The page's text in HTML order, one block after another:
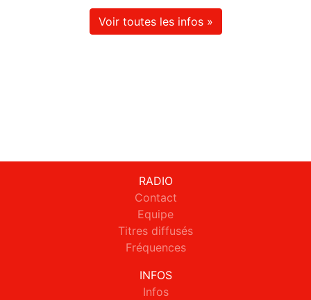
Voir toutes les infos »
RADIO
Contact
Equipe
Titres diffusés
Fréquences
INFOS
Infos